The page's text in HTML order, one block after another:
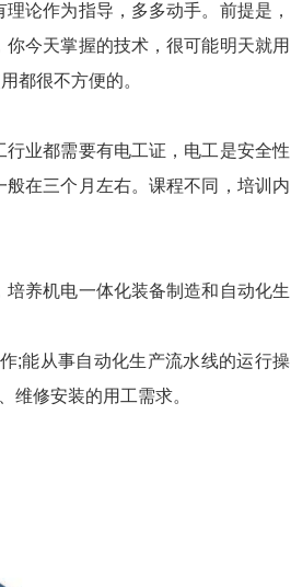
论作为指导，多多动手。前提是，
今天掌握的技术，很可能明天就用
都很不方便的。
业都需要有电工证，电工是安全性
在三个月左右。课程不同，培训内
养机电一体化装备制造和自动化生
;能从事自动化生产流水线的运行操
维修安装的用工需求。